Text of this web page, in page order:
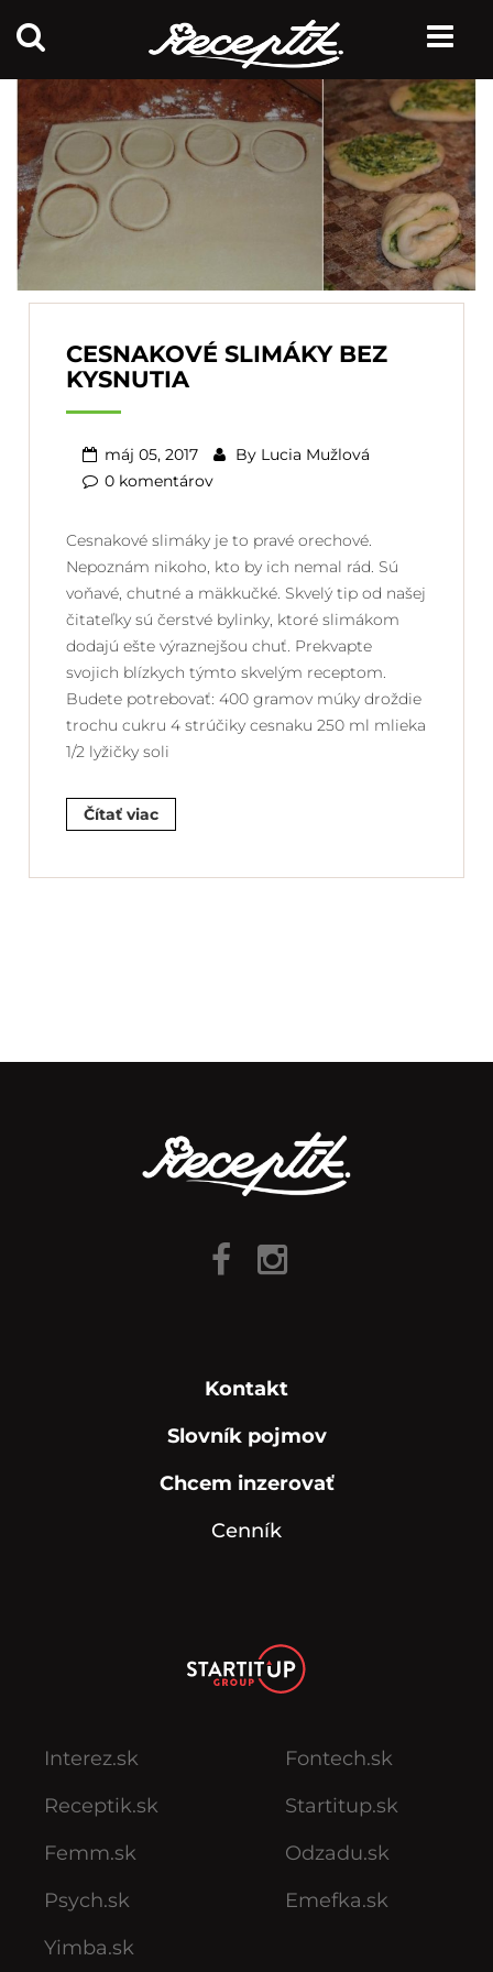
CESNAKOVÉ SLIMÁKY BEZ
KYSNUTIA
máj 05, 2017 By Lucia Mužlová
0 komentárov
Cesnakové slimáky je to pravé orechové.
Nepoznám nikoho, kto by ich nemal rád. Sú
voňavé, chutné a mäkkučké. Skvelý tip od našej
čitateľky sú čerstvé bylinky, ktoré slimákom
dodajú ešte výraznejšou chuť. Prekvapte
svojich blízkych týmto skvelým receptom.
Budete potrebovať: 400 gramov múky droždie
trochu cukru 4 strúčiky cesnaku 250 ml mlieka
1/2 lyžičky soli
Čítať viac
Kontakt
Slovník pojmov
Chcem inzerovať
Cenník
Interez.sk
Receptik.sk
Femm.sk
Psych.sk
Yimba.sk
Fontech.sk
Startitup.sk
Odzadu.sk
Emefka.sk